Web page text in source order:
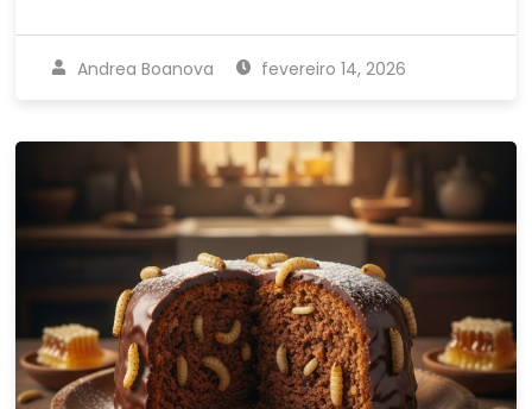
Andrea Boanova fevereiro 14, 2026